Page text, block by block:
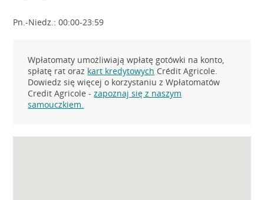
Pn.-Niedz.: 00:00-23:59
Wpłatomaty umożliwiają wpłatę gotówki na konto,
spłatę rat oraz kart kredytowych Crédit Agricole.
Dowiedz się więcej o korzystaniu z Wpłatomatów
Credit Agricole -zapoznaj się z naszym
samouczkiem.